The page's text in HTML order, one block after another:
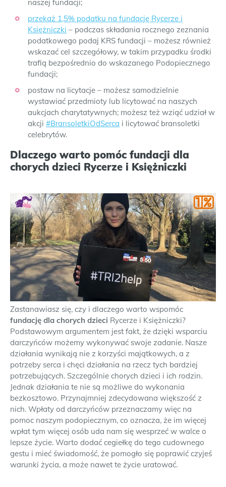
naszej fundacji;
przekaż 1,5% podatku na fundację Rycerze i
Księżniczki – podczas składania rocznego zeznania
podatkowego podaj KRS fundacji – możesz również
wskazać cel szczegółowy, w takim przypadku środki
trafią bezpośrednio do wskazanego Podopiecznego
fundacji;
postaw na licytacje – możesz samodzielnie
wystawiać przedmioty lub licytować na naszych
aukcjach charytatywnych; możesz też wziąć udział w
akcji #BransoletkiOdSerca i licytować bransoletki
celebrytów.
Dlaczego warto pomóc fundacji dla
chorych dzieci Rycerze i Księżniczki
Zastanawiasz się, czy i dlaczego warto wspomóc
fundację dla chorych dzieci Rycerze i Księżniczki?
Podstawowym argumentem jest fakt, że dzięki wsparciu
darczyńców możemy wykonywać swoje zadanie. Nasze
działania wynikają nie z korzyści majątkowych, a z
potrzeby serca i chęci działania na rzecz tych bardziej
potrzebujących. Szczególnie chorych dzieci i ich rodzin.
Jednak działania te nie są możliwe do wykonania
bezkosztowo. Przynajmniej zdecydowana większość z
nich. Wpłaty od darczyńców przeznaczamy więc na
pomoc naszym podopiecznym, co oznacza, że im więcej
wpłat tym więcej osób uda nam się wesprzeć w walce o
lepsze życie. Warto dodać cegiełkę do tego cudownego
gestu i mieć świadomość, że pomogło się poprawić czyjeś
warunki życia, a może nawet te życie uratować.